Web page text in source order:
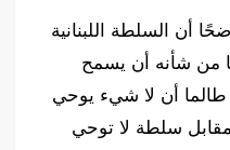
أن السلطة اللبنانية
من شأنه أن يسمح
أن لا شيء يوحي
سلطة لا توحي